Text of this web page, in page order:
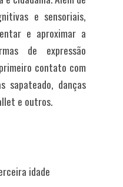
e sensoriais,
e aproximar a
de expressão
contato com
sapateado, danças
e outros.
idade